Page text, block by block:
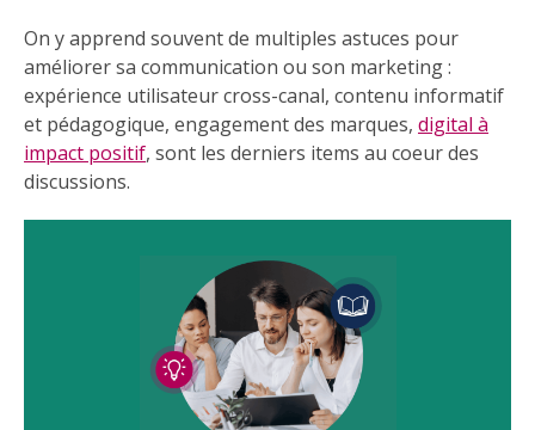
On y apprend souvent de multiples astuces pour
améliorer sa communication ou son marketing :
expérience utilisateur cross-canal, contenu informatif
et pédagogique, engagement des marques, digital à
impact positif, sont les derniers items au coeur des
discussions.